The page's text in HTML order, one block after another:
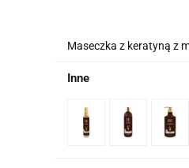
Maseczka z keratyną z
Inne